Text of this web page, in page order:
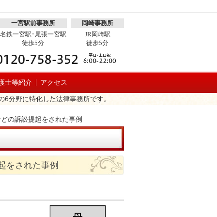
一宮駅前事務所
名鉄一宮駅･尾張一宮駅
徒歩5分
岡崎事務所
JR岡崎駅
徒歩5分
士等紹介 アクセス
分野に特化した法律事務所です。
の訴訟提起をされた事例
をされた事例